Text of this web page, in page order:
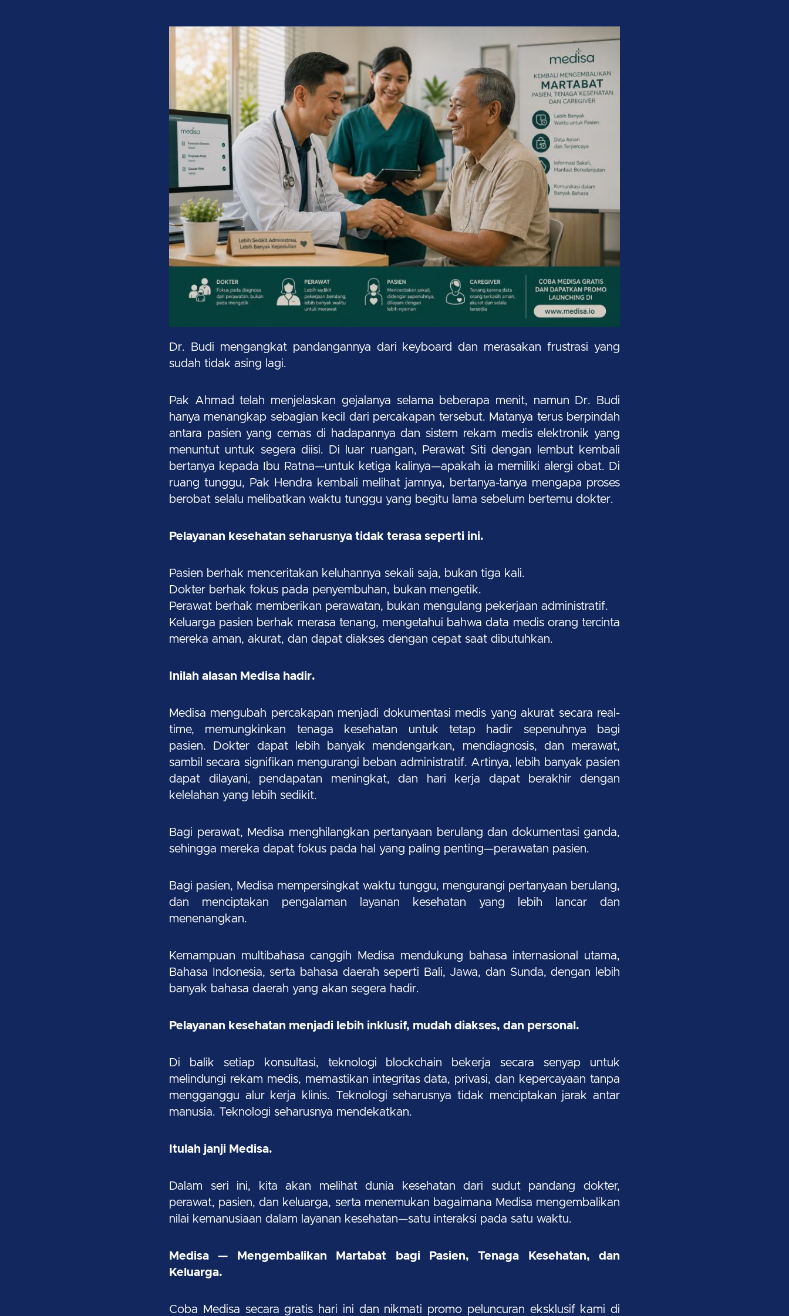
Dr. Budi mengangkat pandangannya dari keyboard dan merasakan frustrasi yang
sudah tidak asing lagi.
Pak Ahmad telah menjelaskan gejalanya selama beberapa menit, namun Dr. Budi
hanya menangkap sebagian kecil dari percakapan tersebut. Matanya terus berpindah
antara pasien yang cemas di hadapannya dan sistem rekam medis elektronik yang
menuntut untuk segera diisi. Di luar ruangan, Perawat Siti dengan lembut kembali
bertanya kepada Ibu Ratna—untuk ketiga kalinya—apakah ia memiliki alergi obat. Di
ruang tunggu, Pak Hendra kembali melihat jamnya, bertanya-tanya mengapa proses
berobat selalu melibatkan waktu tunggu yang begitu lama sebelum bertemu dokter.
Pelayanan kesehatan seharusnya tidak terasa seperti ini.
Pasien berhak menceritakan keluhannya sekali saja, bukan tiga kali.
Dokter berhak fokus pada penyembuhan, bukan mengetik.
Perawat berhak memberikan perawatan, bukan mengulang pekerjaan administratif.
Keluarga pasien berhak merasa tenang, mengetahui bahwa data medis orang tercinta
mereka aman, akurat, dan dapat diakses dengan cepat saat dibutuhkan.
Inilah alasan Medisa hadir.
Medisa mengubah percakapan menjadi dokumentasi medis yang akurat secara real-
time, memungkinkan tenaga kesehatan untuk tetap hadir sepenuhnya bagi
pasien. Dokter dapat lebih banyak mendengarkan, mendiagnosis, dan merawat,
sambil secara signifikan mengurangi beban administratif. Artinya, lebih banyak pasien
dapat dilayani, pendapatan meningkat, dan hari kerja dapat berakhir dengan
kelelahan yang lebih sedikit.
Bagi perawat, Medisa menghilangkan pertanyaan berulang dan dokumentasi ganda,
sehingga mereka dapat fokus pada hal yang paling penting—perawatan pasien.
Bagi pasien, Medisa mempersingkat waktu tunggu, mengurangi pertanyaan berulang,
dan menciptakan pengalaman layanan kesehatan yang lebih lancar dan
menenangkan.
Kemampuan multibahasa canggih Medisa mendukung bahasa internasional utama,
Bahasa Indonesia, serta bahasa daerah seperti Bali, Jawa, dan Sunda, dengan lebih
banyak bahasa daerah yang akan segera hadir.
Pelayanan kesehatan menjadi lebih inklusif, mudah diakses, dan personal.
Di balik setiap konsultasi, teknologi blockchain bekerja secara senyap untuk
melindungi rekam medis, memastikan integritas data, privasi, dan kepercayaan tanpa
mengganggu alur kerja klinis. Teknologi seharusnya tidak menciptakan jarak antar
manusia. Teknologi seharusnya mendekatkan.
Itulah janji Medisa.
Dalam seri ini, kita akan melihat dunia kesehatan dari sudut pandang dokter,
perawat, pasien, dan keluarga, serta menemukan bagaimana Medisa mengembalikan
nilai kemanusiaan dalam layanan kesehatan—satu interaksi pada satu waktu.
Medisa — Mengembalikan Martabat bagi Pasien, Tenaga Kesehatan, dan
Keluarga.
Coba Medisa secara gratis hari ini dan nikmati promo peluncuran eksklusif kami di